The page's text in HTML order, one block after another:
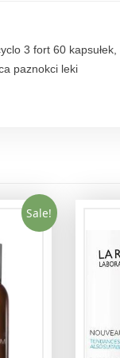
1
3 fort 60
paznokci leki
Sale!